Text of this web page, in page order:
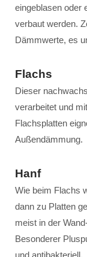
eingeblasen oder
verbaut werden.
Dämmwerte, es
Flachs
Dieser
verarbeitet und
Flachsplatten
Außendämmung.
Hanf
Wie beim Flachs
dann zu Platten
meist in der
Besonderer
und antibakteriell.